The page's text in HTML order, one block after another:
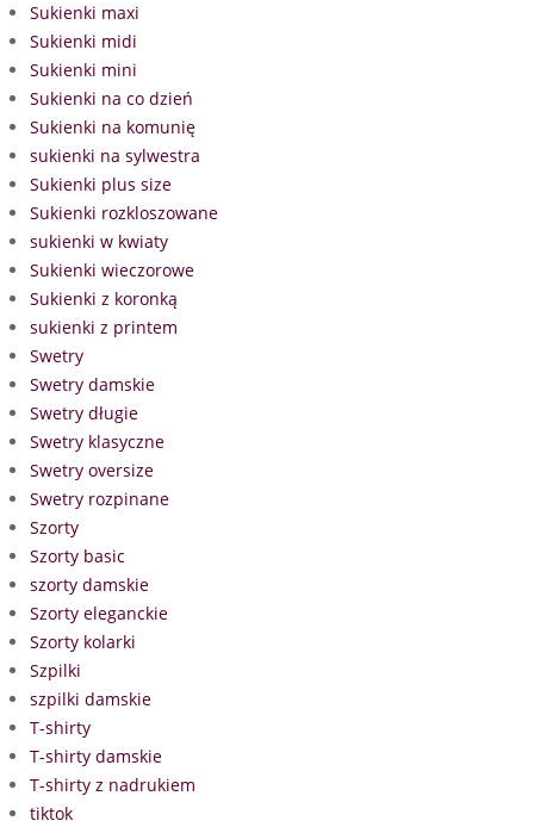
Sukienki maxi
Sukienki midi
Sukienki mini
Sukienki na co dzień
Sukienki na komunię
sukienki na sylwestra
Sukienki plus size
Sukienki rozkloszowane
sukienki w kwiaty
Sukienki wieczorowe
Sukienki z koronką
sukienki z printem
Swetry
Swetry damskie
Swetry długie
Swetry klasyczne
Swetry oversize
Swetry rozpinane
Szorty
Szorty basic
szorty damskie
Szorty eleganckie
Szorty kolarki
Szpilki
szpilki damskie
T-shirty
T-shirty damskie
T-shirty z nadrukiem
tiktok